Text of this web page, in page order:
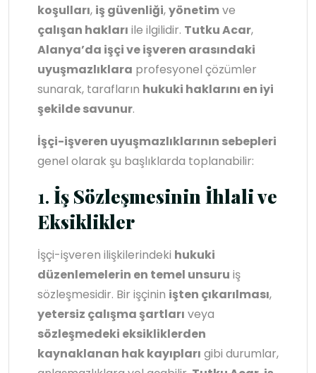
koşulları, iş güvenliği,yönetimve
çalışan hakları ile ilgilidir. Tutku Acar,
Alanya’da işçi ve işveren arasındaki
uyuşmazlıklara profesyonel çözümler
sunarak, tarafların hukuki haklarını en iyi
şekilde savunur.
İşçi-işveren uyuşmazlıklarının sebepleri
genel olarak şu başlıklarda toplanabilir:
1. İş Sözleşmesinin İhlali ve
Eksiklikler
İşçi-işveren ilişkilerindeki hukuki
düzenlemelerin en temel unsuru iş
sözleşmesidir. Bir işçinin işten çıkarılması,
yetersiz çalışma şartları veya
sözleşmedeki eksikliklerden
kaynaklanan hak kayıpları gibi durumlar,